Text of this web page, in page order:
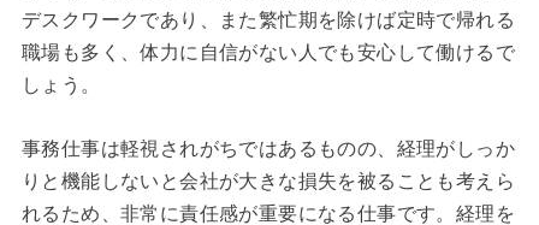
デスクワークであり、また繁忙期を除けば定時で帰れる
職場も多く、体力に自信がない人でも安心して働けるで
しょう。
事務仕事は軽視されがちではあるものの、経理がしっか
りと機能しないと会社が大きな損失を被ることも考えら
れるため、非常に責任感が重要になる仕事です。経理を